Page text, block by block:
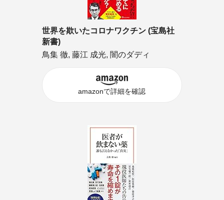
世界を欺いたコロナワクチン (宝島社
新書)
鳥集 徹, 藤江 成光, 闇のダディ
amazonで詳細を確認